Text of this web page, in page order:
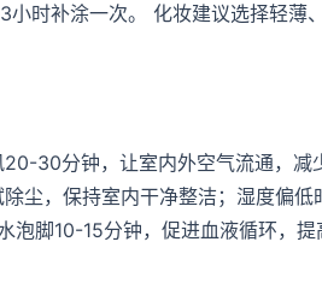
时补涂一次。 化妆建议选择轻薄
30分钟，让室内外空气流通，减
尘，保持室内干净整洁；湿度偏低
脚10-15分钟，促进血液循环，提